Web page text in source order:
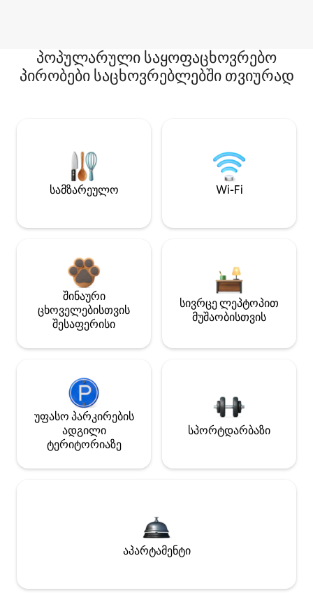
პოპულარული საყოფაცხოვრებო
პირობები საცხოვრებლებში თვიურად
სამზარეულო Wi-Fi
შინაური
ცხოველებისთვის
შესაფერისი
სივრცე ლეპტოპით
მუშაობისთვის
უფასო პარკირების
ადგილი
ტერიტორიაზე
სპორტდარბაზი
აპარტამენტი